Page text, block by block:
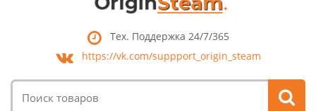
Тех. Поддержка 24/7/365
https://vk.com/suppport_origin_steam
товаров: